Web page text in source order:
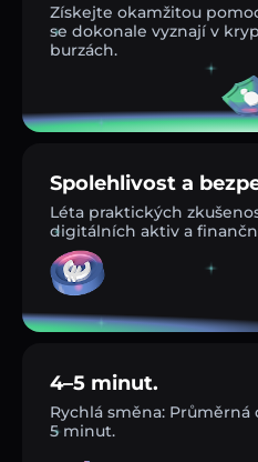
Získejte okamžitou
se dokonale vyznají v
burzách.
Spolehlivost a
Léta praktických
digitálních aktiv a
4–5 minut.
Rychlá směna:
5 minut.